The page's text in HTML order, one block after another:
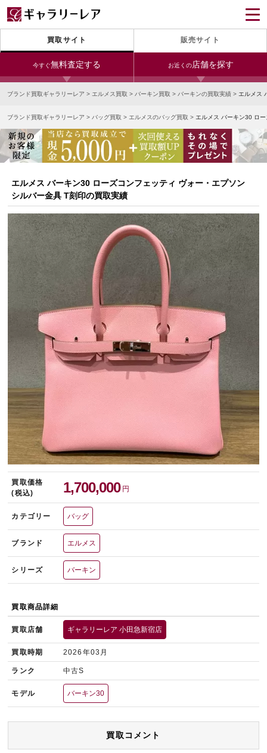
買取サイト 販売サイト
今すぐ無料査定する お近くの店舗を探す
24時間受付（対応時間10:00～19:00）
宅配買取を申し込む
無料の宅配キットをお届けします
今すぐ電話査定
受付時間 10:00～19:00
銀座本店 青山表参道店 新宿東口店
小田急新宿店 LAB東京 名古屋大須店
なんば店 神戸元町(三宮)店
中野ブロードウェイ
宅配買取を申し込む
無料の宅配キットをお届けします
ブランド買取ギャラリーレア > エルメス買取 > バーキン買取 > バーキンの買取実績 > エルメス
ブランド買取ギャラリーレア > バッグ買取 > エルメスのバッグ買取 > エルメス バーキン30 ロ
エルメス バーキン30 ローズコンフェッティ ヴォー・エプソン
シルバー金具 T刻印の買取実績
買取価格
(税込)
1,700,000 円
カテゴリー バッグ
ブランド エルメス
シリーズ バーキン
買取商品詳細
買取店舗 ギャラリーレア 小田急新宿店
買取時期 2026年03月
ランク 中古S
モデル バーキン30
買取コメント